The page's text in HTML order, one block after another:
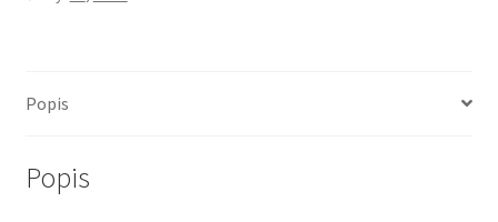
Popis
Popis